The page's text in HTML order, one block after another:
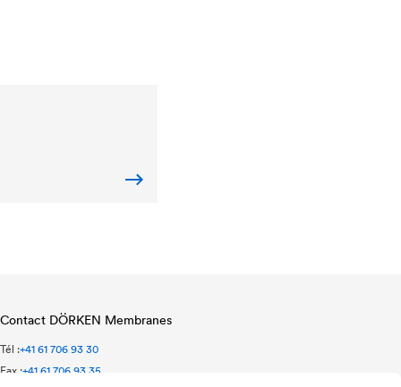
Contact DÖRKEN Membranes
Tél :+41 61 706 93 30
Fax :+41 61 706 93 35